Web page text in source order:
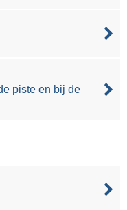
piste en bij de